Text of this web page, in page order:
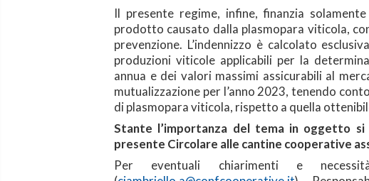
Il presente regime, infine, finanzia
prodotto causato dalla plasmopara viticola,
prevenzione. L’indennizzo è calcolato
produzioni viticole applicabili per la
annua e dei valori massimi assicurabili al
mutualizzazione per l’anno 2023, tenendo
di plasmopara viticola, rispetto a quella
Stante l’importanza del tema in oggetto si
presente Circolare alle cantine cooperative
Per eventuali chiarimenti e